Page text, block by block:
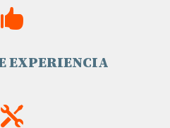

EXPERIENCIA
